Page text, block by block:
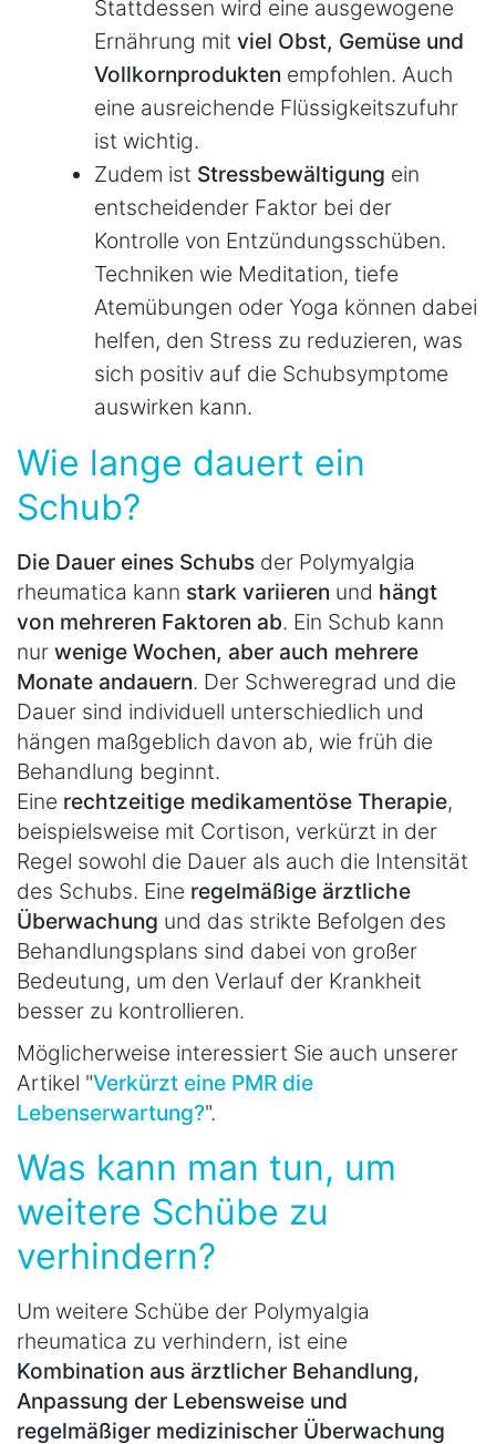
Stattdessen wird eine ausgewogene
Ernährung mit viel Obst, Gemüse und
Vollkornprodukten empfohlen. Auch
eine ausreichende Flüssigkeitszufuhr
ist wichtig.
Zudem ist Stressbewältigung ein
entscheidender Faktor bei der
Kontrolle von Entzündungsschüben.
Techniken wie Meditation, tiefe
Atemübungen oder Yoga können dabei
helfen, den Stress zu reduzieren, was
sich positiv auf die Schubsymptome
auswirken kann.
Wie lange dauert ein
Schub?
Die Dauer eines Schubs der Polymyalgia
rheumatica kann stark variieren und hängt
von mehreren Faktoren ab. Ein Schub kann
nur wenige Wochen, aber auch mehrere
Monate andauern. Der Schweregrad und die
Dauer sind individuell unterschiedlich und
hängen maßgeblich davon ab, wie früh die
Behandlung beginnt.
Eine rechtzeitige medikamentöse Therapie,
beispielsweise mit Cortison, verkürzt in der
Regel sowohl die Dauer als auch die Intensität
des Schubs. Eine regelmäßige ärztliche
Überwachung und das strikte Befolgen des
Behandlungsplans sind dabei von großer
Bedeutung, um den Verlauf der Krankheit
besser zu kontrollieren.
Möglicherweise interessiert Sie auch unserer
Artikel "Verkürzt eine PMR die
Lebenserwartung?".
Was kann man tun, um
weitere Schübe zu
verhindern?
Um weitere Schübe der Polymyalgia
rheumatica zu verhindern, ist eine
Kombination aus ärztlicher Behandlung,
Anpassung der Lebensweise und
regelmäßiger medizinischer Überwachung